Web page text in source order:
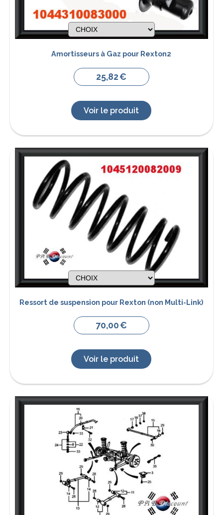
Amortisseurs à Gaz pour Rexton2
25,82€
Voir le produit
Ressort de suspension pour Rexton (non Multi-Link)
70,00€
Voir le produit